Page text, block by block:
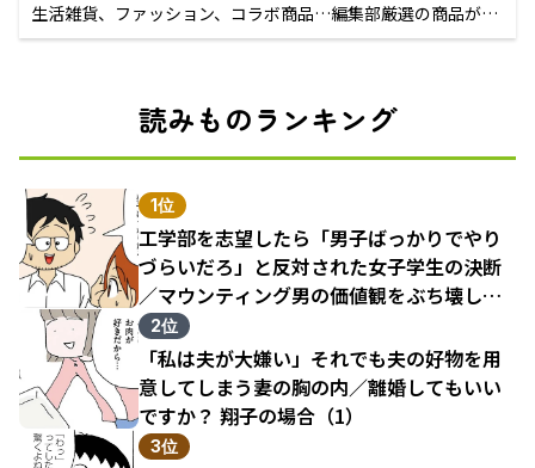
生活雑貨、ファッション、コラボ商品…編集部厳選の商品が買
えるECサイト
読みものランキング
1位
工学部を志望したら「男子ばっかりでやり
づらいだろ」と反対された女子学生の決断
／マウンティング男の価値観をぶち壊した
結果（1）
2位
「私は夫が大嫌い」それでも夫の好物を用
意してしまう妻の胸の内／離婚してもいい
ですか？ 翔子の場合（1）
3位